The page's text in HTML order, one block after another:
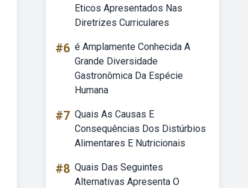
Eticos Apresentados Nas
Diretrizes Curriculares
#6 é Amplamente Conhecida A
Grande Diversidade
Gastronômica Da Espécie
Humana
#7 Quais As Causas E
Consequências Dos Distúrbios
Alimentares E Nutricionais
#8 Quais Das Seguintes
Alternativas Apresenta O